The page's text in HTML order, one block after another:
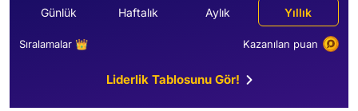
Günlük Haftalık Aylık Yıllık
Sıralamalar 👑 Kazanılan puan
Liderlik Tablosunu Gör!